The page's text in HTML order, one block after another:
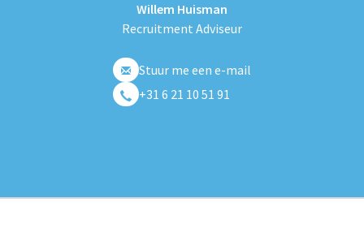
Willem Huisman
Recruitment Adviseur
Stuur me een e-mail
+31 6 21 10 51 91